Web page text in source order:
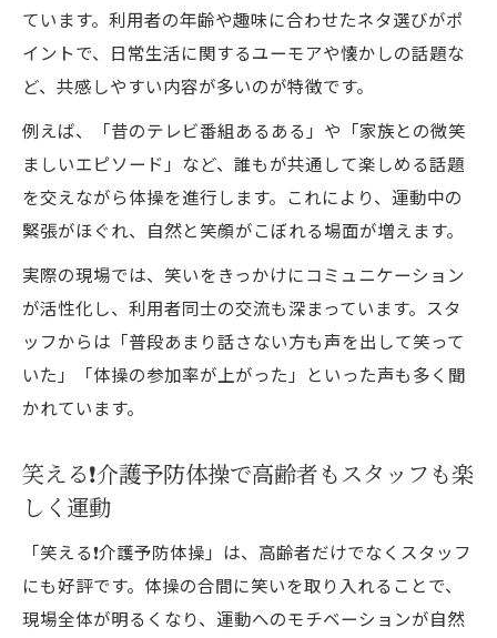
ています。利用者の年齢や趣味に合わせたネタ選びがポ
イントで、日常生活に関するユーモアや懐かしの話題な
ど、共感しやすい内容が多いのが特徴です。
例えば、「昔のテレビ番組あるある」や「家族との微笑
ましいエピソード」など、誰もが共通して楽しめる話題
を交えながら体操を進行します。これにより、運動中の
緊張がほぐれ、自然と笑顔がこぼれる場面が増えます。
実際の現場では、笑いをきっかけにコミュニケーション
が活性化し、利用者同士の交流も深まっています。スタ
ッフからは「普段あまり話さない方も声を出して笑って
いた」「体操の参加率が上がった」といった声も多く聞
かれています。
笑える❗️介護予防体操で高齢者もスタッフも楽
しく運動
「笑える❗️介護予防体操」は、高齢者だけでなくスタッフ
にも好評です。体操の合間に笑いを取り入れることで、
現場全体が明るくなり、運動へのモチベーションが自然